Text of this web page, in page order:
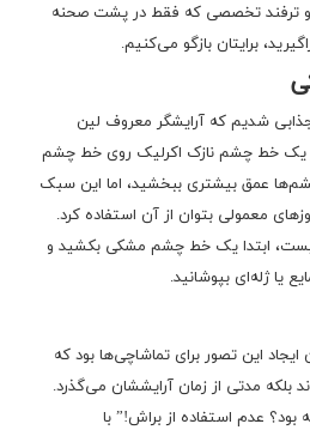
در ادامه ۱۰ نکته و ترفند تخصصی که فقط در پشت صحنه
برایتان بازگو می‌کنیم.
شدیم که آرایشگر معروف لین
یک خط چشم نازک اکرلیک روی خط چشم
عمق بیشتری ببخشید، اما این سبک
معمولی بتوان از آن استفاده کرد.
ابتدا یک خط چشم مشکی بکشید و
ژله‌ای بپوشانید.
این تصور برای تماشاچی‌ها بود که
بلکه مدتی از زمان آرایششان می‌گذرد.
عدم استفاده از براش!” با